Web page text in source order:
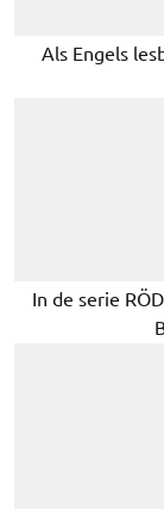
Als Engels
In de serie